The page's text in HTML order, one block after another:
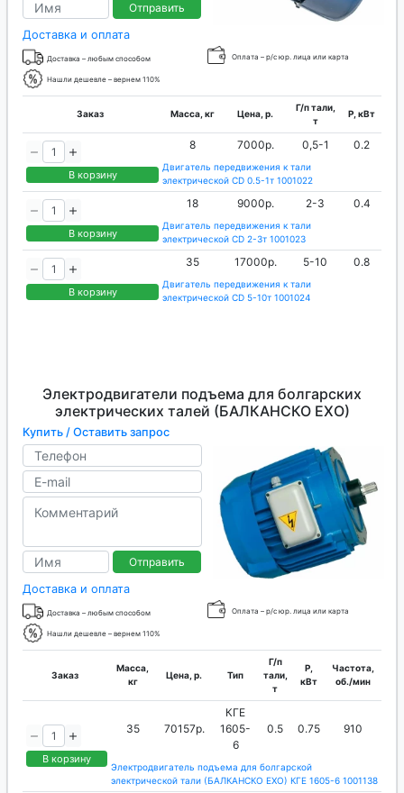
Отправить
Доставка и оплата
Доставка – любым способом Оплата – р/с юр. лица или карта
Нашли дешевле – вернем 110%
Заказ Масса, кг Цена, р.
Г/п тали,
т
P, кВт
В корзину
8 7000р. 0,5-1 0.2
Двигатель передвижения к тали
электрической CD 0.5-1т 1001022
В корзину
18 9000р. 2-3 0.4
Двигатель передвижения к тали
электрической CD 2-3т 1001023
В корзину
35 17000р. 5-10 0.8
Двигатель передвижения к тали
электрической CD 5-10т 1001024
Электродвигатели подъема для болгарских
электрических талей (БАЛКАНСКО ЕХО)
Купить / Оставить запрос
Отправить
Доставка и оплата
Доставка – любым способом Оплата – р/с юр. лица или карта
Нашли дешевле – вернем 110%
Заказ
Масса,
кг
Цена, р. Тип
Г/п
тали,
т
P,
кВт
Частота,
об./мин
В корзину
35 70157р.
КГЕ
1605-
6
0.5 0.75 910
Электродвигатель подъема для болгарской
электрической тали (БАЛКАНСКО ЕХО) КГЕ 1605-6 1001138